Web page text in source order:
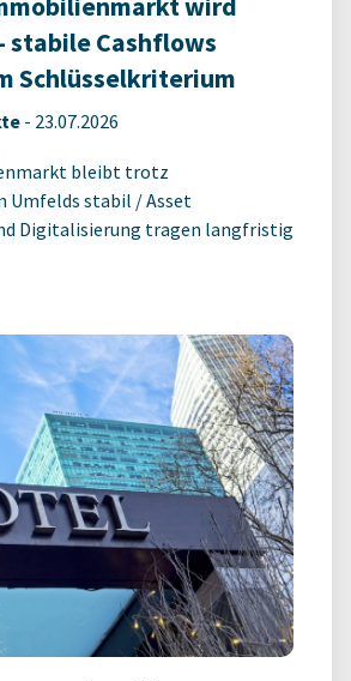
stabile Cashflows
Schlüsselkriterium
- 23.07.2026
bleibt trotz
Umfelds stabil / Asset
Digitalisierung tragen langfristig